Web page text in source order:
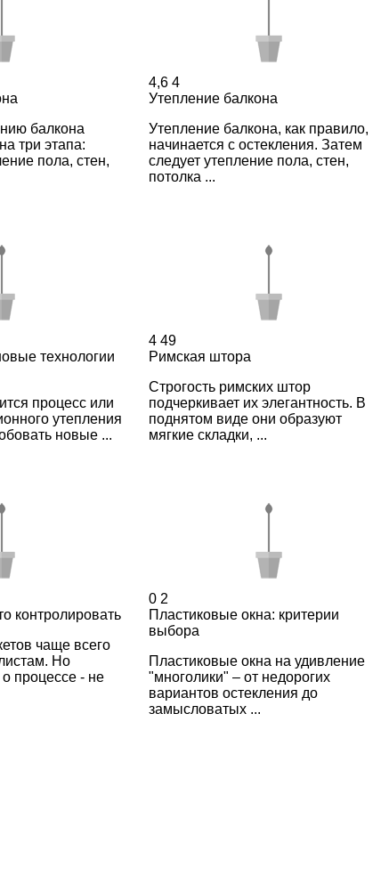
балкона
три этапа:
пола, стен,
4,6 4
Утепление балкона
Утепление балкона, как правило,
начинается с остекления. Затем
следует утепление пола, стен,
потолка ...
технологии
процесс или
утепления
новые ...
4 49
Римская штора
Строгость римских штор
подчеркивает их элегантность. В
поднятом виде они образуют
мягкие складки, ...
контролировать
чаще всего
Но
процессе - не
0 2
Пластиковые окна: критерии
выбора
Пластиковые окна на удивление
"многолики" – от недорогих
вариантов остекления до
замысловатых ...